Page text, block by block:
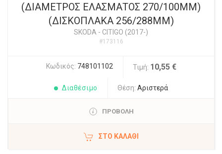
(ΔΙΑΜΕΤΡΟΣ ΕΛΑΣΜΑΤΟΣ 270/100ΜΜ)
(ΔΙΣΚΟΠΛΑΚΑ 256/288ΜΜ)
SKODA - CITIGO (2017-)
#173116
Κωδικός: 748101102 Τιμή: 10,55 €
Διαθέσιμο Θέση: Αριστερά
ΠΡΟΒΟΛΗ
ΣΤΟ ΚΑΛΆΘΙ